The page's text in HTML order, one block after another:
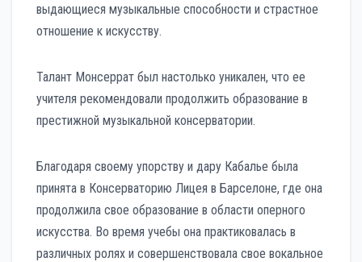
выдающиеся музыкальные способности и страстное
отношение к искусству.
Талант Монсеррат был настолько уникален, что ее
учителя рекомендовали продолжить образование в
престижной музыкальной консерватории.
Благодаря своему упорству и дару Кабалье была
принята в Консерваторию Лицея в Барселоне, где она
продолжила свое образование в области оперного
искусства. Во время учебы она практиковалась в
различных ролях и совершенствовала свое вокальное